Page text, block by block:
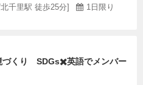
千里駅 徒歩25分]
1日限り
づくり SDGs✖️英語でメンバー